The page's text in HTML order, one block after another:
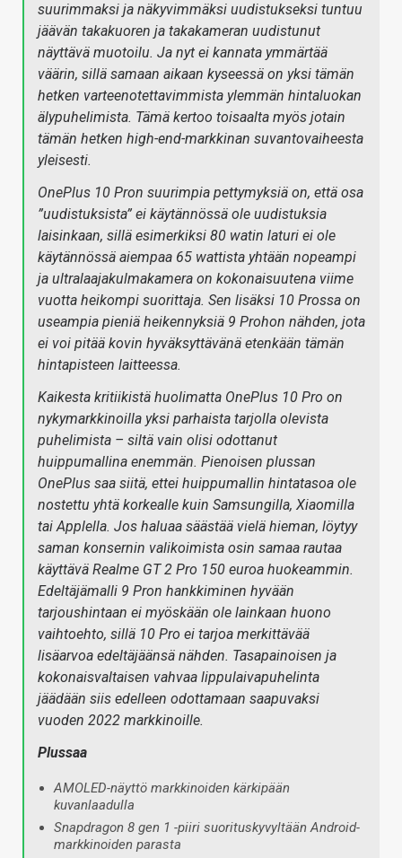
suurimmaksi ja näkyvimmäksi uudistukseksi tuntuu
jäävän takakuoren ja takakameran uudistunut
näyttävä muotoilu. Ja nyt ei kannata ymmärtää
väärin, sillä samaan aikaan kyseessä on yksi tämän
hetken varteenotettavimmista ylemmän hintaluokan
älypuhelimista. Tämä kertoo toisaalta myös jotain
tämän hetken high-end-markkinan suvantovaiheesta
yleisesti.
OnePlus 10 Pron suurimpia pettymyksiä on, että osa
”uudistuksista” ei käytännössä ole uudistuksia
laisinkaan, sillä esimerkiksi 80 watin laturi ei ole
käytännössä aiempaa 65 wattista yhtään nopeampi
ja ultralaajakulmakamera on kokonaisuutena viime
vuotta heikompi suorittaja. Sen lisäksi 10 Prossa on
useampia pieniä heikennyksiä 9 Prohon nähden, jota
ei voi pitää kovin hyväksyttävänä etenkään tämän
hintapisteen laitteessa.
Kaikesta kritiikistä huolimatta OnePlus 10 Pro on
nykymarkkinoilla yksi parhaista tarjolla olevista
puhelimista – siltä vain olisi odottanut
huippumallina enemmän. Pienoisen plussan
OnePlus saa siitä, ettei huippumallin hintatasoa ole
nostettu yhtä korkealle kuin Samsungilla, Xiaomilla
tai Applella. Jos haluaa säästää vielä hieman, löytyy
saman konsernin valikoimista osin samaa rautaa
käyttävä Realme GT 2 Pro 150 euroa huokeammin.
Edeltäjämalli 9 Pron hankkiminen hyvään
tarjoushintaan ei myöskään ole lainkaan huono
vaihtoehto, sillä 10 Pro ei tarjoa merkittävää
lisäarvoa edeltäjäänsä nähden. Tasapainoisen ja
kokonaisvaltaisen vahvaa lippulaivapuhelinta
jäädään siis edelleen odottamaan saapuvaksi
vuoden 2022 markkinoille.
Plussaa
AMOLED-näyttö markkinoiden kärkipään
kuvanlaadulla
Snapdragon 8 gen 1 -piiri suorituskyvyltään Android-
markkinoiden parasta